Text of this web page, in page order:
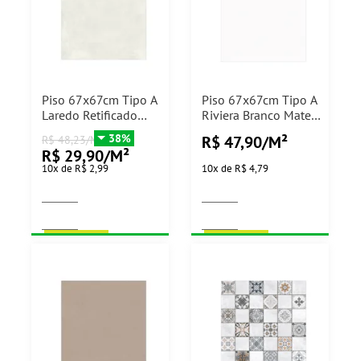
Piso 67x67cm Tipo A
Laredo Retificado
Arielle - 2,71m²
R$ 48,23/M² 38%
R$ 29,90/M²
10x de R$ 2,99
Piso 67x67cm Tipo A
Riviera Branco Mate
2,71m²
R$ 47,90/M²
10x de R$ 4,79